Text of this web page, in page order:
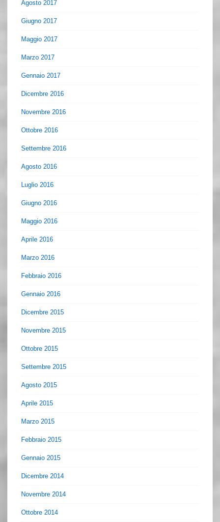
Agosto 2017
Giugno 2017
Maggio 2017
Marzo 2017
Gennaio 2017
Dicembre 2016
Novembre 2016
Ottobre 2016
Settembre 2016
Agosto 2016
Luglio 2016
Giugno 2016
Maggio 2016
Aprile 2016
Marzo 2016
Febbraio 2016
Gennaio 2016
Dicembre 2015
Novembre 2015
Ottobre 2015
Settembre 2015
Agosto 2015
Aprile 2015
Marzo 2015
Febbraio 2015
Gennaio 2015
Dicembre 2014
Novembre 2014
Ottobre 2014